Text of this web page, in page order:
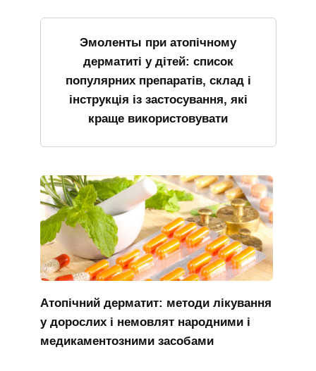
Эмоленты при атопічному
дерматиті у дітей: список
популярних препаратів, склад і
інструкція із застосування, які
краще використовувати
Атопічний дерматит: методи лікування
у дорослих і немовлят народними і
медикаментозними засобами